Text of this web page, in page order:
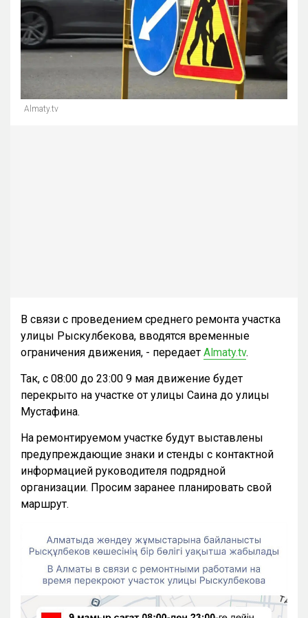
Almaty.tv
В связи с проведением среднего ремонта участка
улицы Рыскулбекова, вводятся временные
ограничения движения, - передает Almaty.tv.
Так, с 08:00 до 23:00 9 мая движение будет
перекрыто на участке от улицы Саина до улицы
Мустафина.
На ремонтируемом участке будут выставлены
предупреждающие знаки и стенды с контактной
информацией руководителя подрядной
организации. Просим заранее планировать свой
маршрут.